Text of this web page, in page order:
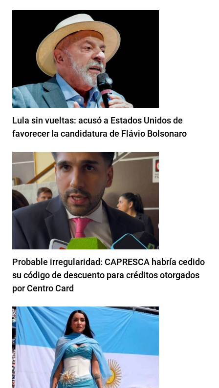
Lula sin vueltas: acusó a Estados Unidos de
favorecer la candidatura de Flávio Bolsonaro
Probable irregularidad: CAPRESCA habría cedido
su código de descuento para créditos otorgados
por Centro Card